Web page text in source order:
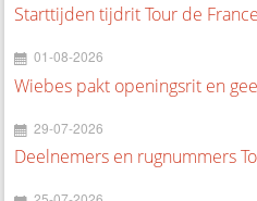
Starttijden tijdrit Tour de
01-08-2026
Wiebes pakt openingsrit en
29-07-2026
Deelnemers en rugnummers